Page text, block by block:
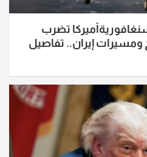
تضرب
ومسيرات إيران.. تفاصيل